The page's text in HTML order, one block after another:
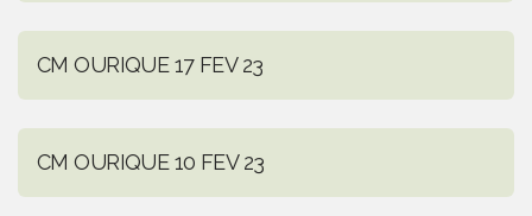
CM OURIQUE 17 FEV 23
CM OURIQUE 10 FEV 23